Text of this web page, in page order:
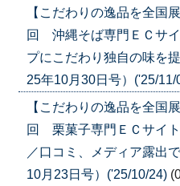
【こだわりの逸品を全国
回 沖縄そば専門ＥＣサ
プにこだわり独自の味を
25年10月30日号）('25/11/
【こだわりの逸品を全国
回 栗菓子専門ＥＣサイ
／口コミ、メディア露出
10月23日号）('25/10/24)